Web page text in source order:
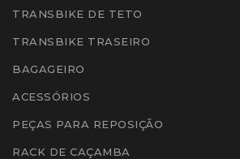
TRANSBIKE DE TETO
TRANSBIKE TRASEIRO
BAGAGEIRO
ACESSÓRIOS
PEÇAS PARA REPOSIÇÃO
RACK DE CAÇAMBA